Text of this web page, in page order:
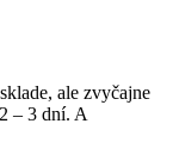
ale zvyčajne
– 3 dní. A